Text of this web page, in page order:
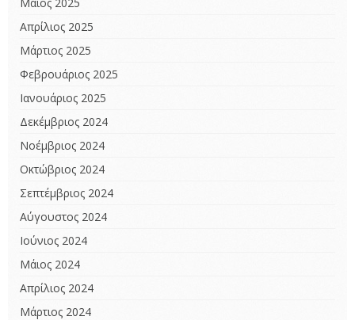
Απρίλιος 2025
Μάρτιος 2025
Φεβρουάριος 2025
Ιανουάριος 2025
Δεκέμβριος 2024
Νοέμβριος 2024
Οκτώβριος 2024
Σεπτέμβριος 2024
Αύγουστος 2024
Ιούνιος 2024
Μάιος 2024
Απρίλιος 2024
Μάρτιος 2024